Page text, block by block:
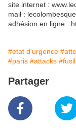
site internet :
mail :
adhésion en ligne :
#etat d'urgence
#paris #attacks
Partager